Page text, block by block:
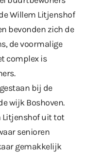
Willem Litjenshof
bevonden zich de
de voormalige
complex is
bij de
wijk Boshoven.
Litjenshof uit tot
senioren
gemakkelijk